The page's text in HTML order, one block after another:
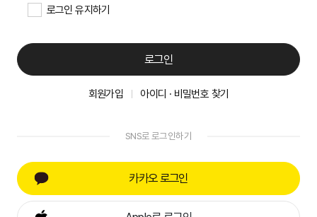
로그인 유지하기
로그인
회원가입 아이디 · 비밀번호 찾기
SNS로 로그인하기
카카오 로그인